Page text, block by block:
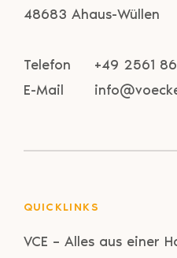
48683 Ahaus-Wüllen
Telefon
+49 2561
E-Mail
QUICKLINKS
VCE – Alles aus einer